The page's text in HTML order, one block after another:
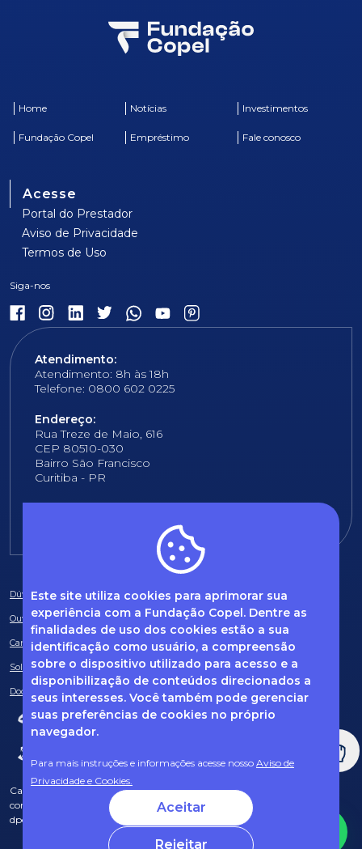
Este site utiliza cookies para aprimorar sua
experiência com a Fundação Copel. Dentre as
finalidades de uso dos cookies estão a sua
identificação como usuário, a compreensão
sobre o dispositivo utilizado para acesso e a
disponibilização de conteúdos direcionados a
seus interesses. Você também pode gerenciar
suas preferências de cookies no próprio
navegador.
Para mais instruções e informações acesse nosso Aviso de
Privacidade e Cookies.
Aceitar
Rejeitar
Home Notícias Investimentos
Fundação Copel Empréstimo Fale conosco
Acesse
Portal do Prestador
Aviso de Privacidade
Termos de Uso
Atendimento:
Atendimento: 8h às 18h
Telefone: 0800 602 0225
Endereço:
Rua Treze de Maio, 616
CEP 80510-030
Bairro São Francisco
Curitiba - PR
Dúvidas frequentes
Ouvidoria
Canal de Denúncias
Solicitação de informações
Documentos obrigatórios
Caso tenha dúvidas sobre Privacidade de Dados e LGPD, entre em
contato com o nosso DPO (encarregado de dados) via e-mail:
dpo@fcopel.org.br